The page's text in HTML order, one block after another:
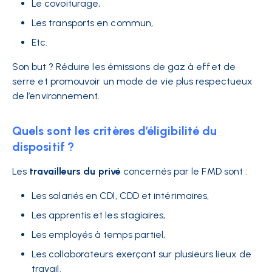
Le covoiturage,
Les transports en commun,
Etc.
Son but ? Réduire les émissions de gaz à effet de
serre et promouvoir un mode de vie plus respectueux
de l’environnement.
Quels sont les critères d’éligibilité du
dispositif ?
Les travailleurs du privé concernés par le FMD sont :
Les salariés en CDI, CDD et intérimaires,
Les apprentis et les stagiaires,
Les employés à temps partiel,
Les collaborateurs exerçant sur plusieurs lieux de
travail.